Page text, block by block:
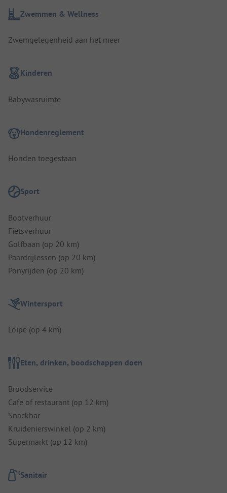
Zwemmen & Wellness
Zwemgelegenheid aan het meer
Kinderen
Babywasruimte
Hondenreglement
Honden toegestaan
Sport
Bootverhuur
Fietsverhuur
Golfbaan (op 20 km)
Paardrijlessen (op 20 km)
Ponyrijden (op 20 km)
Wintersport
Loipe (op 4 km)
Eten, drinken, boodschappen doen
Broodservice
Cafe of restaurant (op 12 km)
Snackbar
Kruidenierswinkel (op 2 km)
Supermarkt (op 12 km)
Sanitair